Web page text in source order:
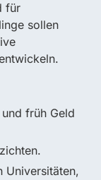
für
sollen
früh Geld
Universitäten,